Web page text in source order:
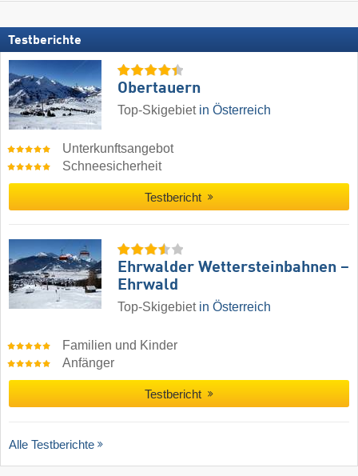
Testberichte
Obertauern
Top-Skigebiet in Österreich
Unterkunftsangebot
Schneesicherheit
Testbericht
Ehrwalder Wettersteinbahnen –
Ehrwald
Top-Skigebiet in Österreich
Familien und Kinder
Anfänger
Testbericht
Alle Testberichte